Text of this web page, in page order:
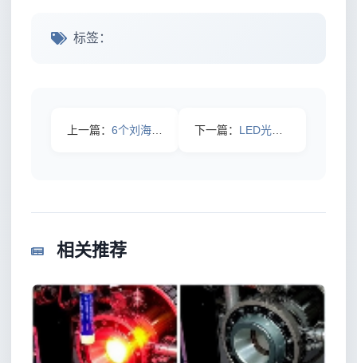
标签：
上一篇： 6个刘海打理技巧：从“塌、油、乱”到一天都在线（2026最新 下一篇： LED光疗功效：揭开光影背后的健康秘密
相关推荐